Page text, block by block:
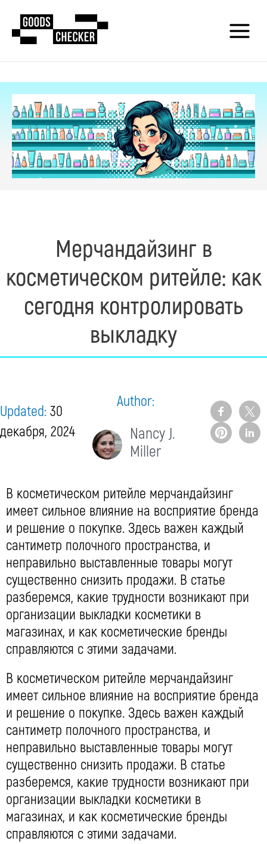
Мерчандайзинг в
косметическом ритейле: как
сегодня контролировать
выкладку
Updated: 30
декабря, 2024
Author:
Nancy J.
Miller
В косметическом ритейле мерчандайзинг
имеет сильное влияние на восприятие бренда
и решение о покупке. Здесь важен каждый
сантиметр полочного пространства, и
неправильно выставленные товары могут
существенно снизить продажи. В статье
разберемся, какие трудности возникают при
организации выкладки косметики в
магазинах, и как косметические бренды
справляются с этими задачами.
В косметическом ритейле мерчандайзинг
имеет сильное влияние на восприятие бренда
и решение о покупке. Здесь важен каждый
сантиметр полочного пространства, и
неправильно выставленные товары могут
существенно снизить продажи. В статье
разберемся, какие трудности возникают при
организации выкладки косметики в
магазинах, и как косметические бренды
справляются с этими задачами.